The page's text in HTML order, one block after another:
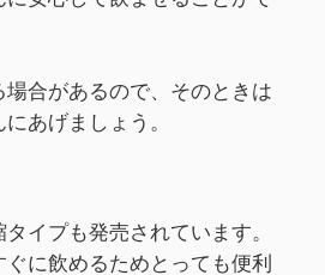
合があるので、そのときは
あげましょう。
イプも発売されています。
に飲めるためとっても便利